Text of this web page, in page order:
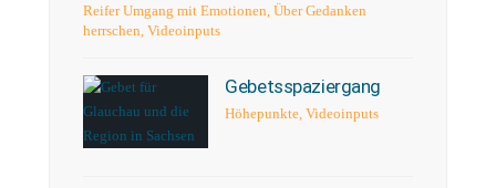
Reifer Umgang mit Emotionen, Über Gedanken
herrschen, Videoinputs
Gebetsspaziergang
Höhepunkte,Videoinputs